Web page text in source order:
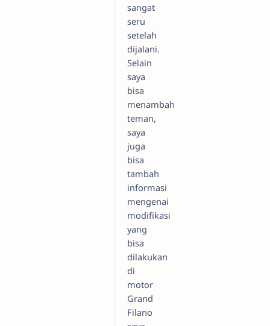
sangat
seru
setelah
dijalani.
Selain
saya
bisa
menambah
teman,
saya
juga
bisa
tambah
informasi
mengenai
modifikasi
yang
bisa
dilakukan
di
motor
Grand
Filano